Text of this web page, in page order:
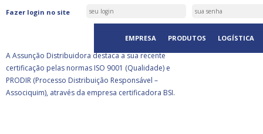
Fazer login no site
EMPRESA PRODUTOS LOGÍSTICA
ASSUNÇÃO DISTRIBUIDORA É
CERTIFICADA PELA BSI
A Assunção Distribuidora destaca a sua recente
certificação pelas normas ISO 9001 (Qualidade) e
PRODIR (Processo Distribuição Responsável –
Associquim), através da empresa certificadora BSI.